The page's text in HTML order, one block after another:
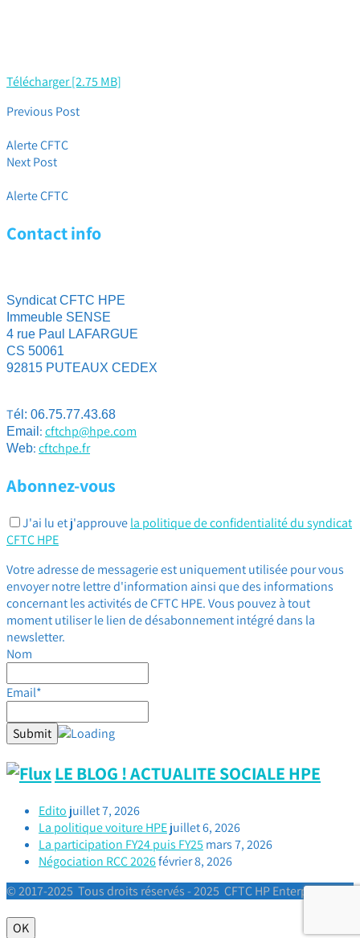
Télécharger [2.75 MB]
Previous Post
Alerte CFTC
Next Post
Alerte CFTC
Contact info
Syndicat CFTC HPE
Immeuble SENSE
4 rue Paul LAFARGUE
CS 50061
92815 PUTEAUX CEDEX
Tél: 06.75.77.43.68
Email :cftchp@hpe.com
Web:cftchpe.fr
Abonnez-vous
J'ai lu et j'approuvela politique de confidentialité du syndicat
CFTC HPE
Votre adresse de messagerie est uniquement utilisée pour vous
envoyer notre lettre d'information ainsi que des informations
concernant les activités de CFTC HPE. Vous pouvez à tout
moment utiliser le lien de désabonnement intégré dans la
newsletter.
Nom
Email*
LE BLOG ! ACTUALITE SOCIALE HPE
Edito juillet 7, 2026
La politique voiture HPEjuillet 6, 2026
La participation FY24 puis FY25 mars 7, 2026
Négociation RCC 2026février 8, 2026
© 2017-2025 Tous droits réservés - 2025 CFTC HP Enterprise
OK